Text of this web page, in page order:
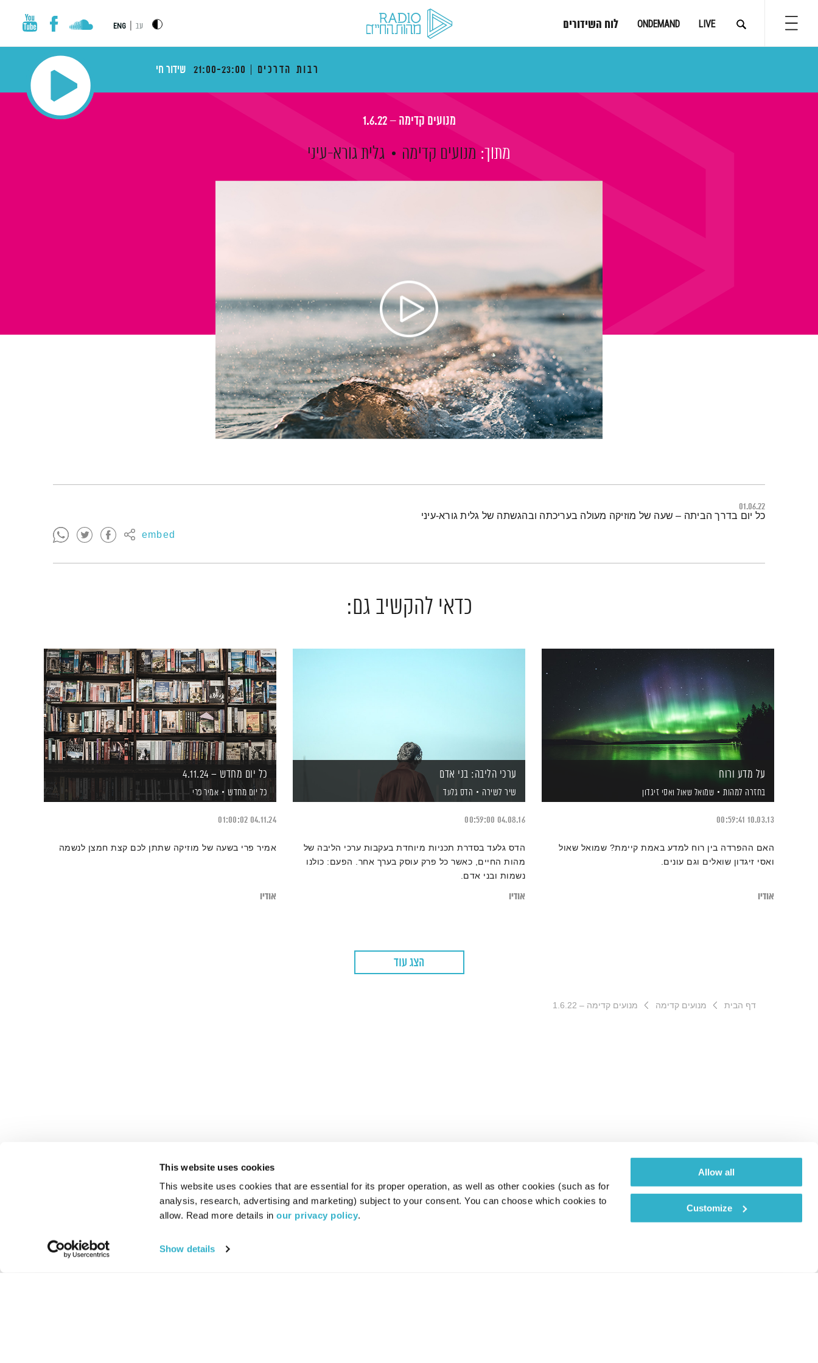
This website uses cookies
This website uses cookies that are essential for its proper operation, as well as other cookies (such as for
analysis, research, advertising and marketing) subject to your consent. You can choose which cookies to
allow. Read more details in our privacy policy.
Show details
Allow all
Customize
LIVE
ONDEMAND לוח השידורים עב ENG
רבות הדרכים 21:00-23:00 שידור חי
מנועים קדימה – 1.6.22
מתוך: מנועים קדימה גלית גורא-עיני
01.06.22
embed
תמצית הפודקאסט
כל יום בדרך הביתה – שעה של מוזיקה מעולה בעריכתה ובהגשתה של גלית גורא-עיני
כדאי להקשיב גם:
על מדע ורוח
בחזרה למהות שמואל שאול ואסי זיגדון
10.03.13
00:59:41
האם ההפרדה בין רוח למדע באמת קיימת? שמואל שאול
ואסי זיגדון שואלים וגם עונים.
אודיו
ערכי הליבה: בני אדם
שיר לשירה הדס גלעד
04.08.16
00:59:00
הדס גלעד בסדרת תכניות מיוחדת בעקבות ערכי הליבה של
מהות החיים, כאשר כל פרק עוסק בערך אחר. הפעם: כולנו
נשמות ובני אדם.
אודיו
כל יום מחדש – 4.11.24
כל יום מחדש אמיר פרי
04.11.24
01:00:02
אמיר פרי בשעה של מוזיקה שתתן לכם קצת חמצן לנשמה
אודיו
הצג עוד
דף הבית מנועים קדימה מנועים קדימה – 1.6.22